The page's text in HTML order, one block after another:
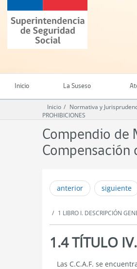
contenido
principal
Superintendencia
de
Seguridad
(SUSESO)
Chile
Inicio La Suseso
Inicio Normativa y
PROHIBICIONES
Compendio de
Compensación
anterior siguiente
1 LIBRO I. DESCRIPCIÓN
1.4 TÍTULO
1.4
Las C.C.A.F. se